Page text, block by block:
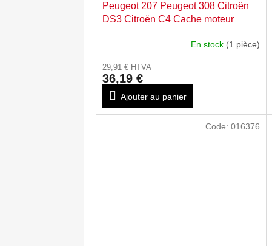
Peugeot 207 Peugeot 308 Citroën
DS3 Citroën C4 Cache moteur
En stock (1 pièce)
29,91 € HTVA
36,19 €
Ajouter au panier
Code: 016376